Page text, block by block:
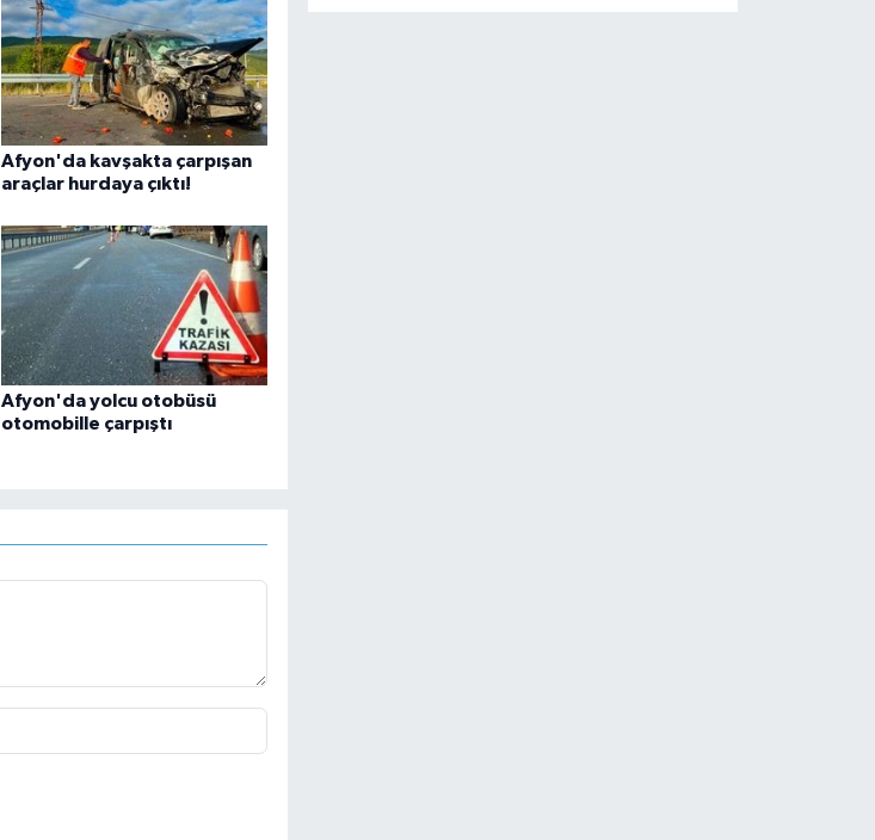
Afyon'da kavşakta çarpışan
araçlar hurdaya çıktı!
Afyon'da yolcu otobüsü
otomobille çarpıştı